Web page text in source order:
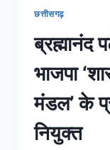
छत्तीसगढ़
ब्रह्मानंद
भाजपा
मंडल’ के
नियुक्त